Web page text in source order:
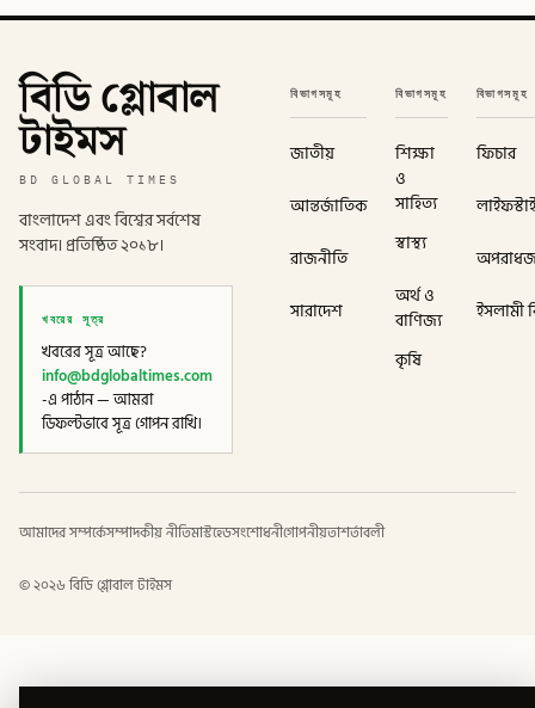
বিডি গ্লোবাল
টাইমস
BD GLOBAL TIMES
বাংলাদেশ এবং বিশ্বের সর্বশেষ
সংবাদ। প্রতিষ্ঠিত ২০১৮।
খবরের সূত্র
খবরের সূত্র আছে?
info@bdglobaltimes.com
-এ পাঠান — আমরা
ডিফল্টভাবে সূত্র গোপন রাখি।
বিভাগসমূহ
জাতীয়
আন্তর্জাতিক
রাজনীতি
সারাদেশ
বিভাগসমূহ
শিক্ষা
ও
সাহিত্য
স্বাস্থ্য
অর্থ ও
বাণিজ্য
কৃষি
বিভাগসমূহ
ফিচার
ইসলামী
আমাদের সম্পর্কেসম্পাদকীয় নীতিমাস্টহেডসংশোধনীগোপনীয়তাশর্তাবলী
©২০২৬ বিডি গ্লোবাল টাইমস